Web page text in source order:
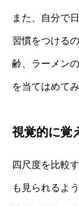
また、自分で
習慣をつける
齢、ラーメン
を当てはめて
視覚的に覚
四尺度を比較
も見られるよ